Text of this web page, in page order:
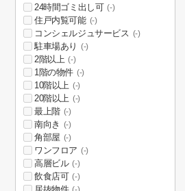
24時間ゴミ出し可 (-)
住戸内覧可能 (-)
コンシェルジュサービス (-)
駐車場あり (-)
2階以上 (-)
1階の物件 (-)
10階以上 (-)
20階以上 (-)
最上階 (-)
南向き (-)
角部屋 (-)
ワンフロア (-)
高層ビル (-)
飲食店可 (-)